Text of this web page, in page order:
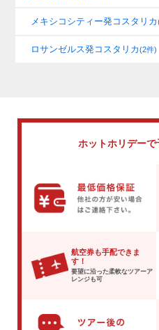
メキシコシティー発コスタリカ
ロサンゼルス発コスタリカ(2件)
ホットホリデーで
航空券も手配できま
す！
要望に沿った柔軟なツアーア
レンジも可